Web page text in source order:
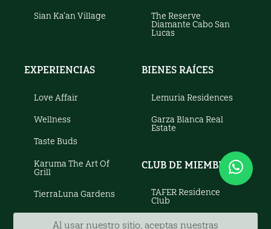
Sian Ka'an Village
The Reserve
Diamante Cabo San
Lucas
EXPERIENCIAS
Love Affair
Wellness
Taste Buds
Karuma The Art Of
Grill
TierraLuna Gardens
BIENES RAÍCES
Lemuria Residences
Garza Blanca Real
Estate
CLUB DE MIEMBROS
TAFER Residence
Club
Al usar nuestro sitio, aceptas nuestras